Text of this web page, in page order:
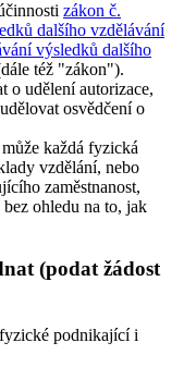
zákon č.
dalšího vzdělávání
výsledků dalšího
též "zákon").
o udělení autorizace,
osvědčení o
každá fyzická
vzdělání, nebo
zaměstnanost,
ohledu na to, jak
(podat žádost
podnikající i